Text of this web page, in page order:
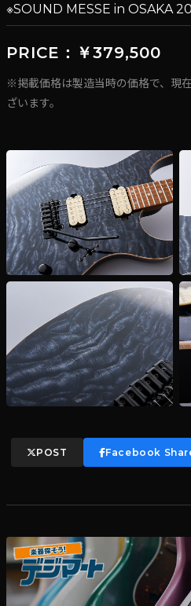
※SOUND MESSE in OSAKA
PRICE：￥379,500
※掲載価格は製造当時の価格で、現
ざいます。
POST Facebook